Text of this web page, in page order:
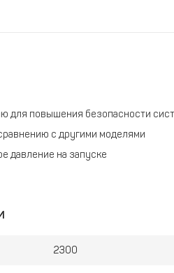
для повышения безопасности
с другими моделями
давление на запуске
в баке с маслом –
причин ошибок и анализа
события на неделю
2300